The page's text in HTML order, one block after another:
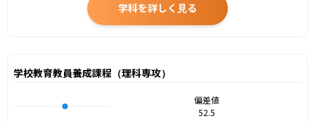
学科を詳しく見る
学校教育教員養成課程（理科専攻）
偏差値
52.5